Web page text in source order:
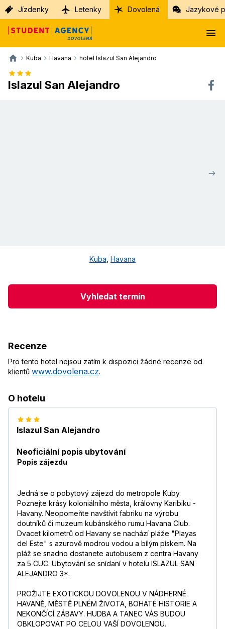
Jízdenky Letenky Dovolená Jazykové
Kuba Havana hotel Islazul San Alejandro
Islazul San Alejandro
Kuba Havana
Vyhledat termín
Recenze
Pro tento hotel nejsou zatím k dispozici žádné recenze od
klientů www.dovolena.cz.
O hotelu
Islazul San Alejandro
Neoficiální popis ubytování
Popis zájezdu
Jedná se o pobytový zájezd do metropole Kuby.
Poznejte krásy koloniálního města, královny Karibiku -
Havany. Neopomeňte navštívit fabriku na výrobu
doutníků či muzeum kubánského rumu Havana Club.
Dvacet kilometrů od Havany se nachází pláže "Playas
del Este" s azurově modrou vodou a bílým pískem. Na
pláž se snadno dostanete autobusem z centra Havany
za 5 CUC. Ubytování se snídaní v hotelu ISLAZUL SAN
ALEJANDRO 3*.
PROŽIJTE EXOTICKOU DOVOLENOU V NÁDHERNÉ
HAVANĚ, MĚSTĚ PLNÉM ŽIVOTA, BOHATÉ HISTORIE A
NEKONČÍCÍ ZÁBAVY. HUDBA A TANEC VÁS BUDOU
OBKLOPOVAT PO CELOU VAŠÍ DOVOLENOU.